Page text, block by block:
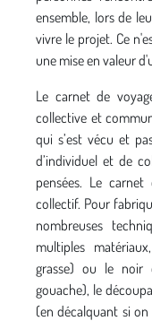
ensemble, lors de
vivre le projet. Ce
une mise en valeur
Le carnet de
collective et
qui s’est vécu et
d’individuel et de
pensées. Le
collectif. Pour
nombreuses
multiples
grasse) ou le noir
gouache), le
(en décalquant si on